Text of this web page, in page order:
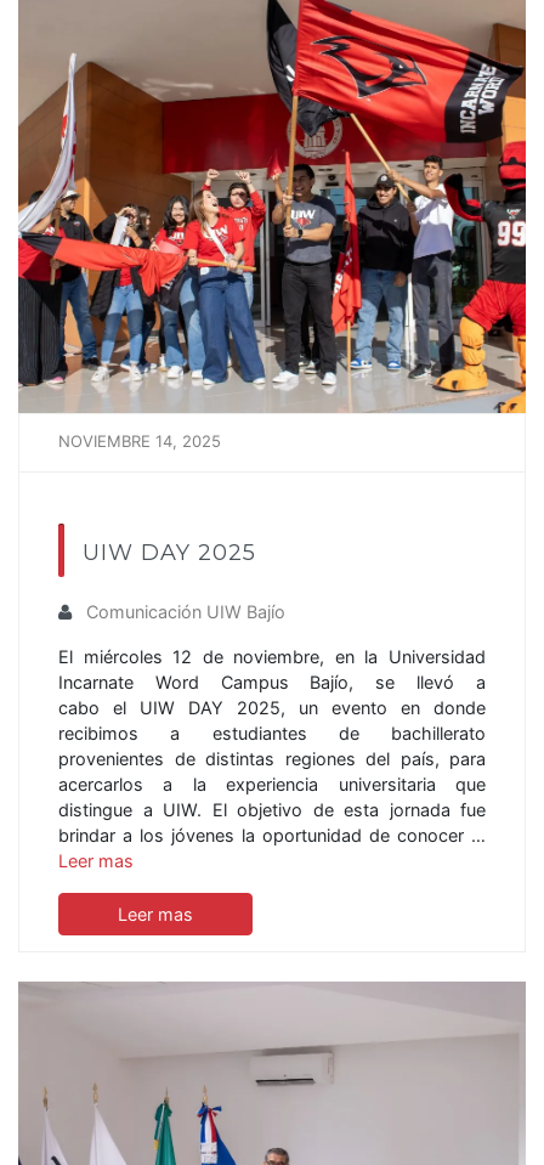
NOVIEMBRE 14, 2025
UIW DAY 2025
Comunicación UIW Bajío
El miércoles 12 de noviembre, en la Universidad
Incarnate Word Campus Bajío, se llevó a
cabo el UIW DAY 2025, un evento en donde
recibimos a estudiantes de bachillerato
provenientes de distintas regiones del país, para
acercarlos a la experiencia universitaria que
distingue a UIW. El objetivo de esta jornada fue
brindar a los jóvenes la oportunidad de conocer …
Leer mas
Leer mas